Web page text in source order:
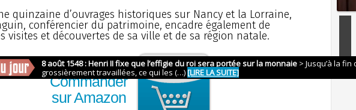
quinzaine d’ouvrages historiques sur Nancy et la Lorraine,
conférencier du patrimoine, encadre également de
visites et découvertes de sa ville et de sa région natale.
Commander
sur Amazon